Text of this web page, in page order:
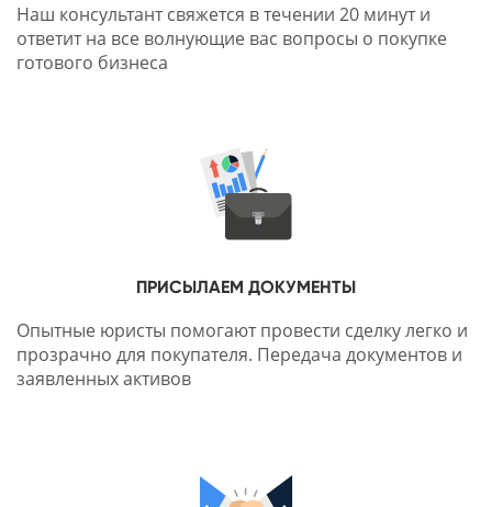
Наш консультант свяжется в течении 20 минут и
ответит на все волнующие вас вопросы о покупке
готового бизнеса
ПРИСЫЛАЕМ ДОКУМЕНТЫ
Опытные юристы помогают провести сделку легко и
прозрачно для покупателя. Передача документов и
заявленных активов